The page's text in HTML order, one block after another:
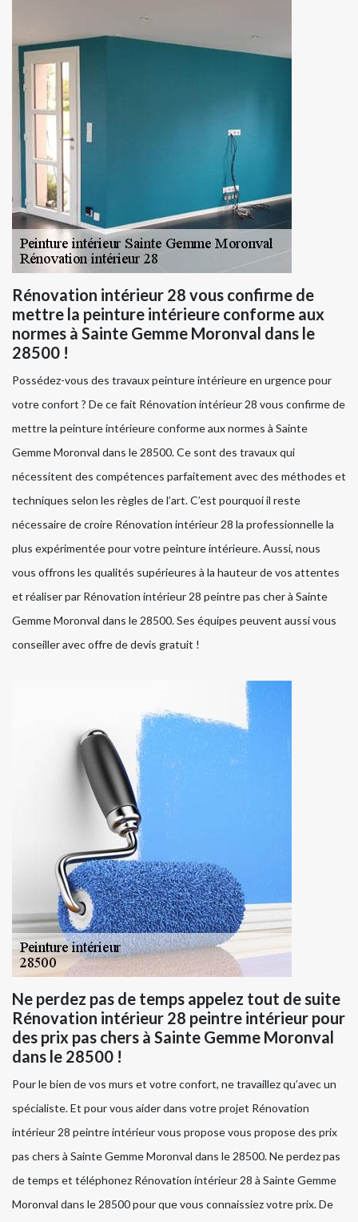
Rénovation intérieur 28 vous confirme de
mettre la peinture intérieure conforme aux
normes à Sainte Gemme Moronval dans le
28500 !
Possédez-vous des travaux peinture intérieure en urgence pour
votre confort ? De ce fait Rénovation intérieur 28 vous confirme de
mettre la peinture intérieure conforme aux normes à Sainte
Gemme Moronval dans le 28500. Ce sont des travaux qui
nécessitent des compétences parfaitement avec des méthodes et
techniques selon les règles de l’art. C’est pourquoi il reste
nécessaire de croire Rénovation intérieur 28 la professionnelle la
plus expérimentée pour votre peinture intérieure. Aussi, nous
vous offrons les qualités supérieures à la hauteur de vos attentes
et réaliser par Rénovation intérieur 28 peintre pas cher à Sainte
Gemme Moronval dans le 28500. Ses équipes peuvent aussi vous
conseiller avec offre de devis gratuit !
Ne perdez pas de temps appelez tout de suite
Rénovation intérieur 28 peintre intérieur pour
des prix pas chers à Sainte Gemme Moronval
dans le 28500 !
Pour le bien de vos murs et votre confort, ne travaillez qu’avec un
spécialiste. Et pour vous aider dans votre projet Rénovation
intérieur 28 peintre intérieur vous propose vous propose des prix
pas chers à Sainte Gemme Moronval dans le 28500. Ne perdez pas
de temps et téléphonez Rénovation intérieur 28 à Sainte Gemme
Moronval dans le 28500 pour que vous connaissiez votre prix. De